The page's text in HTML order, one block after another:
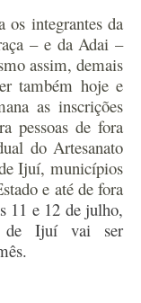
os integrantes da
– e da Adai –
assim, demais
também hoje e
as inscrições
pessoas de fora
do Artesanato
Ijuí, municípios
e até de fora
11 e 12 de julho,
de Ijuí vai ser